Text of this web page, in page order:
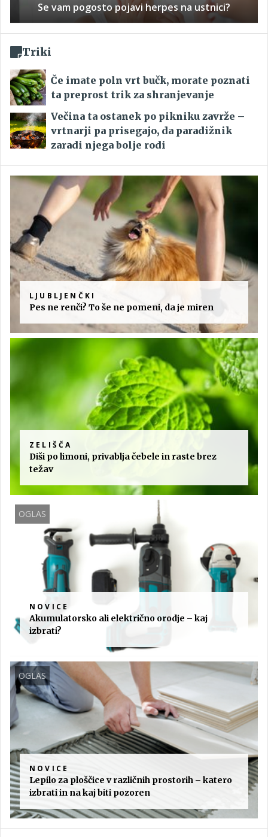
Se vam pogosto pojavi herpes na ustnici?
Triki
Če imate poln vrt bučk, morate poznati
ta preprost trik za shranjevanje
Večina ta ostanek po pikniku zavrže –
vrtnarji pa prisegajo, da paradižnik
zaradi njega bolje rodi
LJUBLJENČKI
Pes ne renči? To še ne pomeni, da je miren
ZELIŠČA
Diši po limoni, privablja čebele in raste brez
težav
OGLAS
NOVICE
Akumulatorsko ali električno orodje – kaj
izbrati?
OGLAS
NOVICE
Lepilo za ploščice v različnih prostorih – katero
izbrati in na kaj biti pozoren